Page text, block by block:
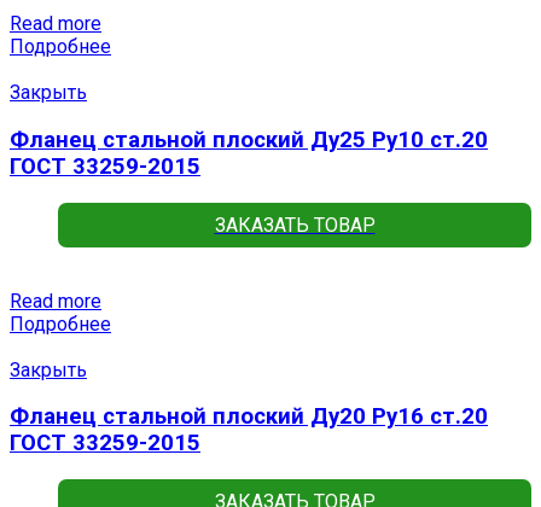
Read more
Подробнее
Закрыть
Фланец стальной плоский Ду25 Ру10 ст.20
ГОСТ 33259-2015
ЗАКАЗАТЬ ТОВАР
Read more
Подробнее
Закрыть
Фланец стальной плоский Ду20 Ру16 ст.20
ГОСТ 33259-2015
ЗАКАЗАТЬ ТОВАР